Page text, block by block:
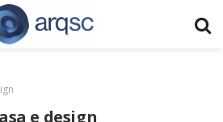
e design